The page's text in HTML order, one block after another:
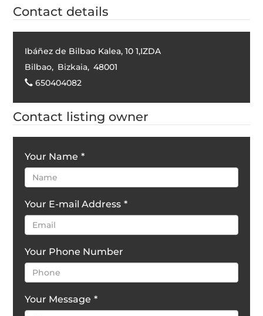
Contact details
Ibáñez de Bilbao Kalea, 10 1,IZDA
Bilbao, Bizkaia, 48001
650404082
Contact listing owner
Your Name *
Your E-mail Address *
Your Phone Number
Your Message *